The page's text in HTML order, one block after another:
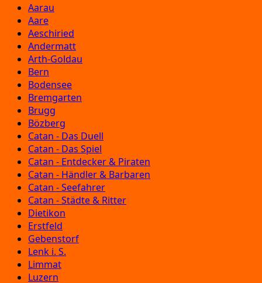
Aarau
Aare
Aeschiried
Andermatt
Arth-Goldau
Bern
Bodensee
Bremgarten
Brugg
Bözberg
Catan - Das Duell
Catan - Das Spiel
Catan - Entdecker & Piraten
Catan - Händler & Barbaren
Catan - Seefahrer
Catan - Städte & Ritter
Dietikon
Erstfeld
Gebenstorf
Lenk i. S.
Limmat
Luzern